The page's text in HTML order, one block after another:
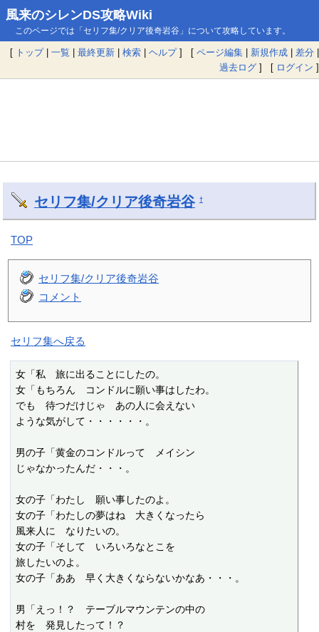
風来のシレンDS攻略Wiki
このページでは「セリフ集/クリア後奇岩谷」について攻略しています。
[ トップ| 一覧 | 最終更新 | 検索 | ヘルプ] [ ページ編集 | 新規作成 | 差分 |
過去ログ ] [ ログイン ]
セリフ集/クリア後奇岩谷 †
TOP
セリフ集/クリア後奇岩谷
コメント
セリフ集へ戻る
女「私　旅に出ることにしたの。
女「もちろん　コンドルに願い事はしたわ。
でも　待つだけじゃ　あの人に会えない
ような気がして・・・・・・。
男の子「黄金のコンドルって　メイシン
じゃなかったんだ・・・。
女の子「わたし　願い事したのよ。
女の子「わたしの夢はね　大きくなったら
風来人に　なりたいの。
女の子「そして　いろいろなとこを
旅したいのよ。
女の子「ああ　早く大きくならないかなあ・・・。
男「えっ！？　テーブルマウンテンの中の
村を　発見したって！？